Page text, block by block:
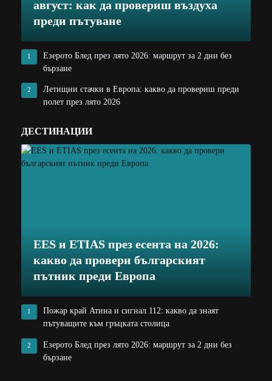
август: как да провериш въздуха
преди пътуване
1
Езерото Блед през лято 2026: маршрут за 2 дни без
бързане
2
Летищни стачки в Европа: какво да провериш преди
полет през лято 2026
ДЕСТИНАЦИИ
EES и ETIAS през есента на 2026:
какво да провери българският
пътник преди Европа
1
Пожар край Атина и сигнал 112: какво да знаят
пътуващите към гръцката столица
2
Езерото Блед през лято 2026: маршрут за 2 дни без
бързане